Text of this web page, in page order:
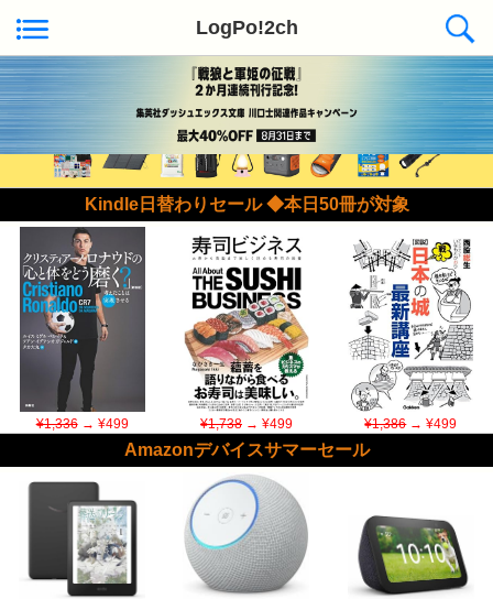
LogPo!2ch
Kindle日替わりセール ◆本日50冊が対象
¥1,336→ ¥499 ¥1,738→ ¥499 ¥1,386→ ¥499
Amazonデバイスサマーセール